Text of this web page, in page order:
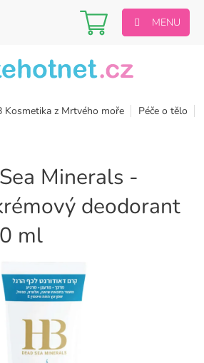
Nákupní
košík
Kosmetika z Mrtvého moře
Péče o tělo
Minerals -
deodorant
ml